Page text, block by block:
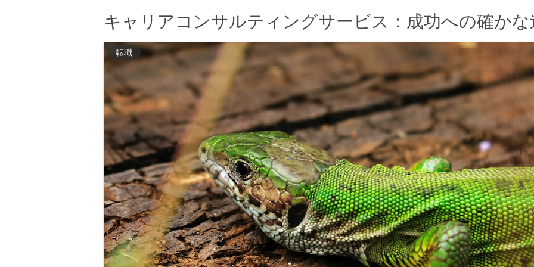
キャリアコンサルティングサービス：成功への確かな
転職